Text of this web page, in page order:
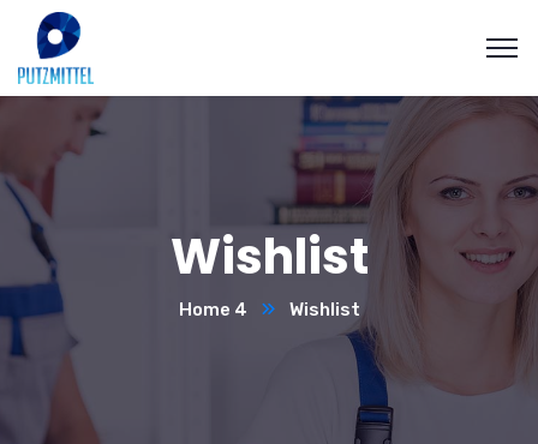
Wishlist
Home 4 Wishlist